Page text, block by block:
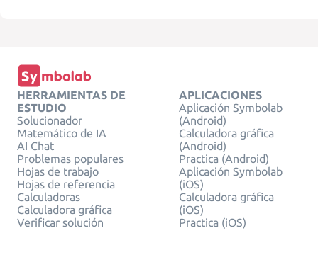
HERRAMIENTAS DE
ESTUDIO
Solucionador
Matemático de IA
AI Chat
Problemas populares
Hojas de trabajo
Hojas de referencia
Calculadoras
Calculadora gráfica
Verificar solución
APLICACIONES
Aplicación Symbolab
(Android)
Calculadora gráfica
(Android)
Practica (Android)
Aplicación Symbolab
(iOS)
Calculadora gráfica
(iOS)
Practica (iOS)